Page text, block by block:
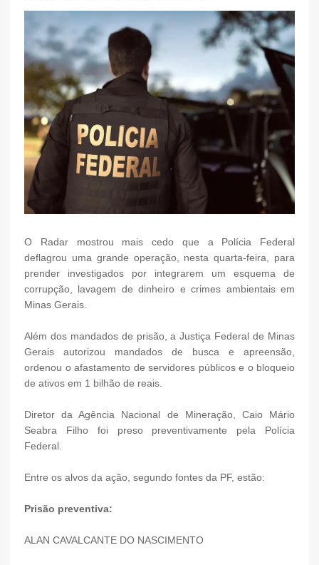
O Radar mostrou mais cedo que a Polícia Federal
deflagrou uma grande operação, nesta quarta-feira, para
prender investigados por integrarem um esquema de
corrupção, lavagem de dinheiro e crimes ambientais em
Minas Gerais.
Além dos mandados de prisão, a Justiça Federal de Minas
Gerais autorizou mandados de busca e apreensão,
ordenou o afastamento de servidores públicos e o bloqueio
de ativos em 1 bilhão de reais.
Diretor da Agência Nacional de Mineração, Caio Mário
Seabra Filho foi preso preventivamente pela Polícia
Federal.
Entre os alvos da ação, segundo fontes da PF, estão:
Prisão preventiva:
ALAN CAVALCANTE DO NASCIMENTO